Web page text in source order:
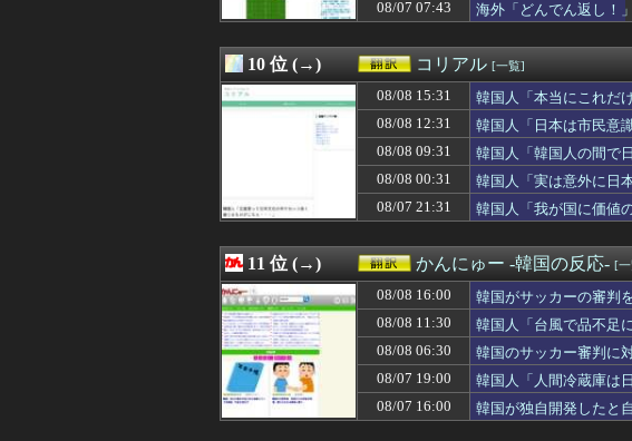
08/08 06:30
韓国のサッカー審判に対する性接待
08/08 06:21
韓国人「日本が誇るキャプテン翼の
08/08 05:20
【海外の反応】6連敗のドジャース
08/08 03:00
海外10代「日本を好意的に見ている
海外「バルサ王国に？」ロドリがま
【ドイツ】ワークはハードだよ【ポ
【海外の反応】アルゼンチン協会、
韓国人「熊本地震で見る日本の土木
海外「日本国民は怒るべきだな」日
08/08 00:31
韓国人「実は意外に日本が市場を独
08/07 23:45
韓国人「海外で韓国サッカーの2002
08/07 23:40
海外「まるでタイムスリップしたみ
08/07 23:35
アメリカ「お前らの国でしか愛され
08/07 23:32
AIがウイルスを創る時代：暴走する
08/07 23:10
日本の原爆展示の仕方に世界が騒然
08/07 23:00
海外「日本人はなんて気高いんだ！
08/07 22:42
海外「日本人店員が客にムカついた
08/07 22:32
吉田が２安打1打点！レッドソック
08/07 22:28
粋じゃねぇ！トランプの暴言にカナ
08/07 07:43
海外「どんでん返し！
10 位 (→) コリアル [一覧]
08/08 15:31
韓国人「本当にこれだ
08/08 12:31
韓国人「日本は市民意
08/08 09:31
韓国人「韓国人の間で
08/08 00:31
韓国人「実は意外に日
08/07 21:31
韓国人「我が国に価値
11 位 (→) かんにゅー -韓国の反応- [
08/08 16:00
韓国がサッカーの審判
08/08 11:30
韓国人「台風で品不足
08/08 06:30
韓国のサッカー審判に
08/07 19:00
韓国人「人間冷蔵庫は
08/07 16:00
韓国が独自開発したと